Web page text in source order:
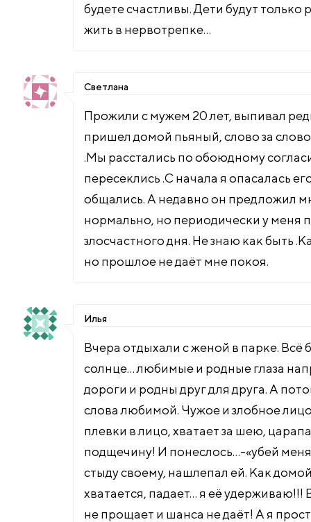
будете счастливы. Дети будут
жить в нервотрепке…
Светлана
Прожили с мужем 20 лет, выпивал
пришел домой пьяный, слово за
.Мы расстались по обоюдному
пересеклись .С начала я опасалась
общались. А недавно он предложил
нормально, но периодически у меня
злосчастного дня. Не знаю как быть
но прошлое не даёт мне покоя.
Илья
Вчера отдыхали с женой в парке.
солнце… любимые и родные глаза
дороги и родны друг для друга. А
слова любимой. Чужое и злобное
плевки в лицо, хватает за шею,
подщечину! И понеслось…-«убей
стыду своему, нашлепал ей. Как
хватается, падает… я её
не прощает и шанса не даёт! А я